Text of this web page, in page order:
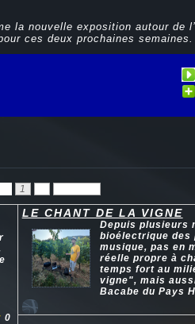
la nouvelle exposition autour de
ces deux prochaines semaines.
1
0
LE CHANT DE LA VIGNE
Depuis plusieurs
bioélectrique des
musique, pas en
réelle propre à
temps fort au
vigne", mais
Bacabe du Pays